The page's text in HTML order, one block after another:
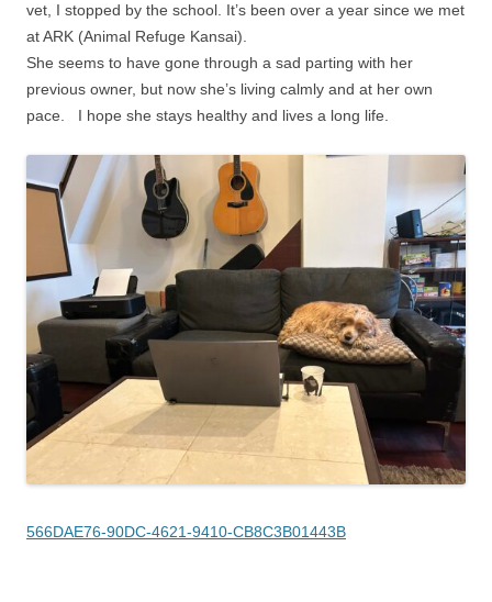
vet, I stopped by the school. It’s been over a year since we met
at ARK (Animal Refuge Kansai).
She seems to have gone through a sad parting with her
previous owner, but now she’s living calmly and at her own
pace. I hope she stays healthy and lives a long life.
566DAE76-90DC-4621-9410-CB8C3B01443B